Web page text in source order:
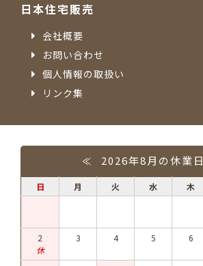
日本住宅販売
会社概要
お問い合わせ
個人情報の取扱い
リンク集
≪ 2026年8月の休業日
日 月 火 水 木
2
休
3 4 5 6